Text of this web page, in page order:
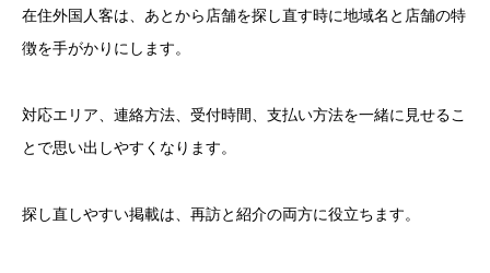
在住外国人客は、あとから店舗を探し直す時に地域名と店舗の特
徴を手がかりにします。
対応エリア、連絡方法、受付時間、支払い方法を一緒に見せるこ
とで思い出しやすくなります。
探し直しやすい掲載は、再訪と紹介の両方に役立ちます。